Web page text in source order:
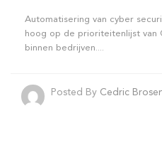
Automatisering van cyber
hoog op de prioriteitenlijst van
binnen bedrijven....
Posted By Cedric